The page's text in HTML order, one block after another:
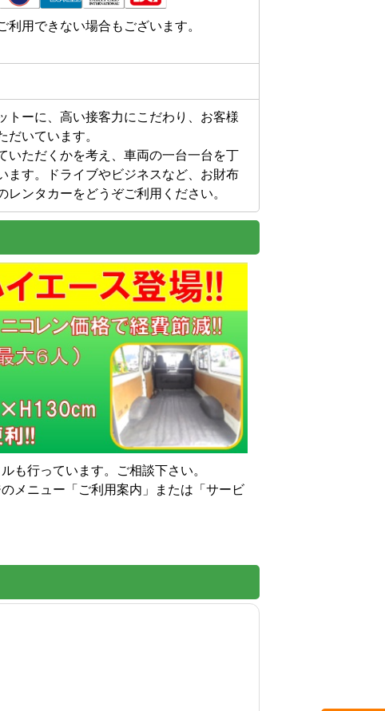
利用できない場合もございます。
トーに、高い接客力にこだわり、お客様
だいています。
いただくかを考え、車両の一台一台を丁
ます。ドライブやビジネスなど、お財布
ンタカーをどうぞご利用ください。
も行っています。ご相談下さい。
メニュー「ご利用案内」または「サービ